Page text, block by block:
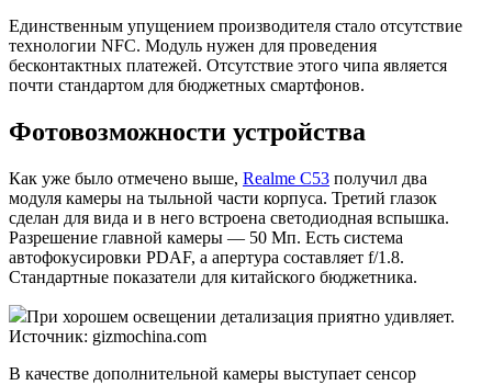
Единственным упущением производителя стало отсутствие
технологии NFC. Модуль нужен для проведения
бесконтактных платежей. Отсутствие этого чипа является
почти стандартом для бюджетных смартфонов.
Фотовозможности устройства
Как уже было отмечено выше, Realme C53 получил два
модуля камеры на тыльной части корпуса. Третий глазок
сделан для вида и в него встроена светодиодная вспышка.
Разрешение главной камеры — 50 Мп. Есть система
автофокусировки PDAF, а апертура составляет f/1.8.
Стандартные показатели для китайского бюджетника.
При хорошем освещении детализация приятно удивляет.
Источник: gizmochina.com
В качестве дополнительной камеры выступает сенсор